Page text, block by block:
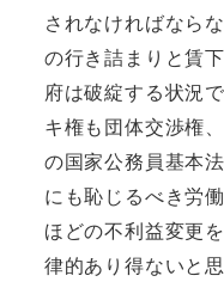
されなければなら
の行き詰まりと賃
府は破綻する状況
キ権も団体交渉権
の国家公務員基本
にも恥じるべき労
ほどの不利益変更
律的あり得ないと